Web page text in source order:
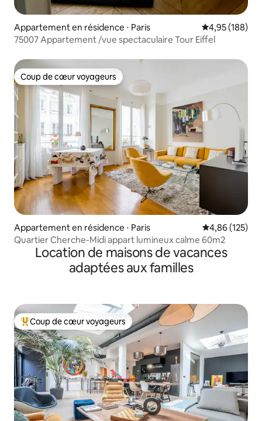
Appartement en résidence ⋅ Paris Évaluation
4,95 (188)
75007 Appartement /vue spectaculaire Tour Eiffel
Coup de cœur voyageurs
Coup de cœur voyageurs
Appartement en résidence ⋅ Paris Évaluation
4,86 (125)
Quartier Cherche-Midi appart lumineux calme 60m2
Location de maisons de vacances
adaptées aux familles
Coups de cœur voyageurs les plus appréciés
Coup de cœur voyageurs